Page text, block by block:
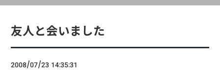
友人と会いました
2008/07/23 14:35:31